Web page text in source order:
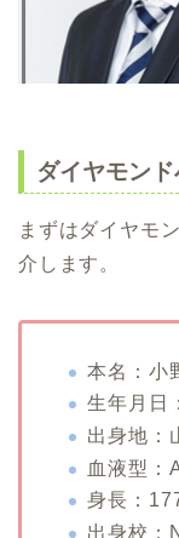
ダイヤモン
まずはダイヤモ
介します。
本名：小
生年月日
出身地：
血液型：
身長：
出身校：